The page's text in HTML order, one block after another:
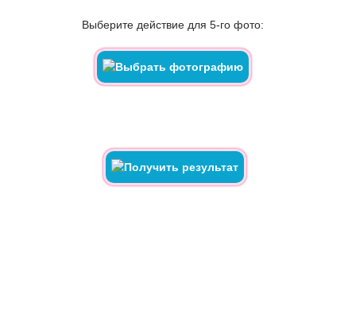
Выберите действие для 5-го фото: